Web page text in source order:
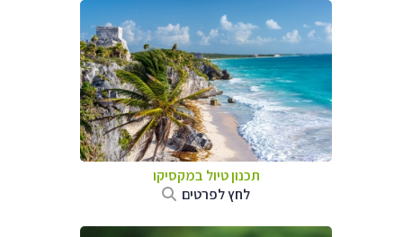
תכנון טיול במקסיקו
לחץ לפרטים